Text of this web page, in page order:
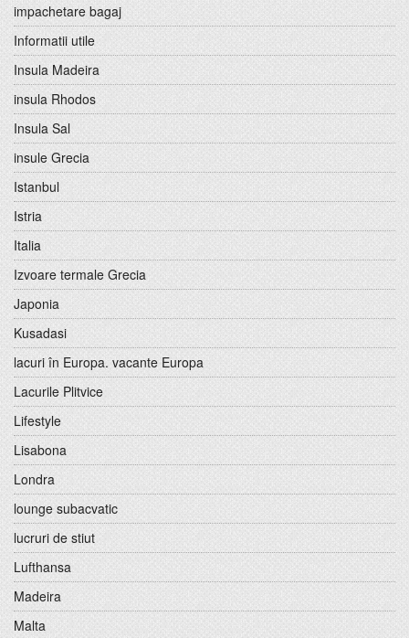
impachetare bagaj
Informatii utile
Insula Madeira
insula Rhodos
Insula Sal
insule Grecia
Istanbul
Istria
Italia
Izvoare termale Grecia
Japonia
Kusadasi
lacuri în Europa. vacante Europa
Lacurile Plitvice
Lifestyle
Lisabona
Londra
lounge subacvatic
lucruri de stiut
Lufthansa
Madeira
Malta